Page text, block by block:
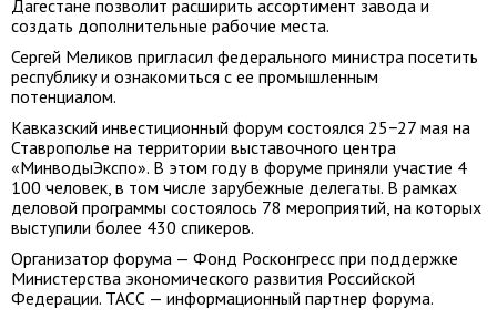
Дагестане позволит расширить ассортимент завода и
создать дополнительные рабочие места.
Сергей Меликов пригласил федерального министра посетить
республику и ознакомиться с ее промышленным
потенциалом.
Кавказский инвестиционный форум состоялся 25−27 мая на
Ставрополье на территории выставочного центра
«МинводыЭкспо». В этом году в форуме приняли участие 4
100 человек, в том числе зарубежные делегаты. В рамках
деловой программы состоялось 78 мероприятий, на которых
выступили более 430 спикеров.
Организатор форума — Фонд Росконгресс при поддержке
Министерства экономического развития Российской
Федерации. ТАСС — информационный партнер форума.